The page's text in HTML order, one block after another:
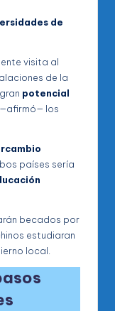
de
visita al
de la
potencial
los
países sería
becados por
estudiaran
local.